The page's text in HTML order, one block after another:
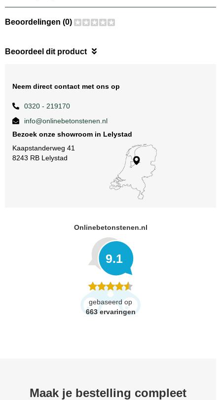
Beoordelingen (0)
Beoordeel dit product
Neem direct contact met ons op
0320 - 219170
info@onlinebetonstenen.nl
Bezoek onze showroom in Lelystad
Kaapstanderweg 41
8243 RB Lelystad
Onlinebetonstenen.nl
9.1
gebaseerd op
663 ervaringen
Maak je bestelling compleet